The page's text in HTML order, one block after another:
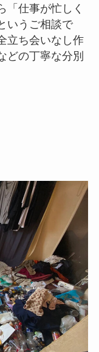
「仕事が忙しく
いうご相談で
立ち会いなし作
どの丁寧な分別